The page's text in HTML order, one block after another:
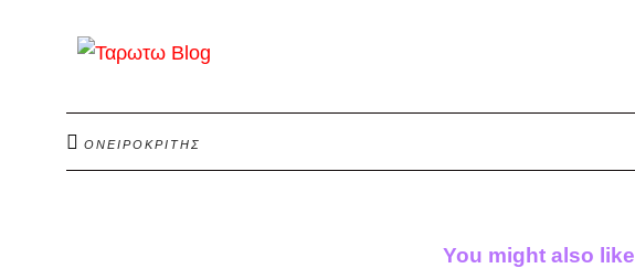
ΟΝΕΙΡΟΚΡΙΤΗΣ
You might also like